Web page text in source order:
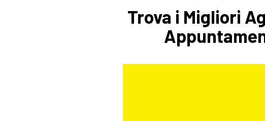
Trova i Migliori